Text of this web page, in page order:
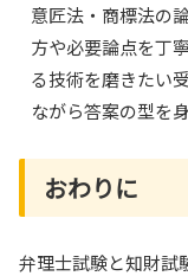
意匠法・商標法の
方や必要論点を丁
る技術を磨きたい
ながら答案の型を
おわりに
弁理士試験と知財試